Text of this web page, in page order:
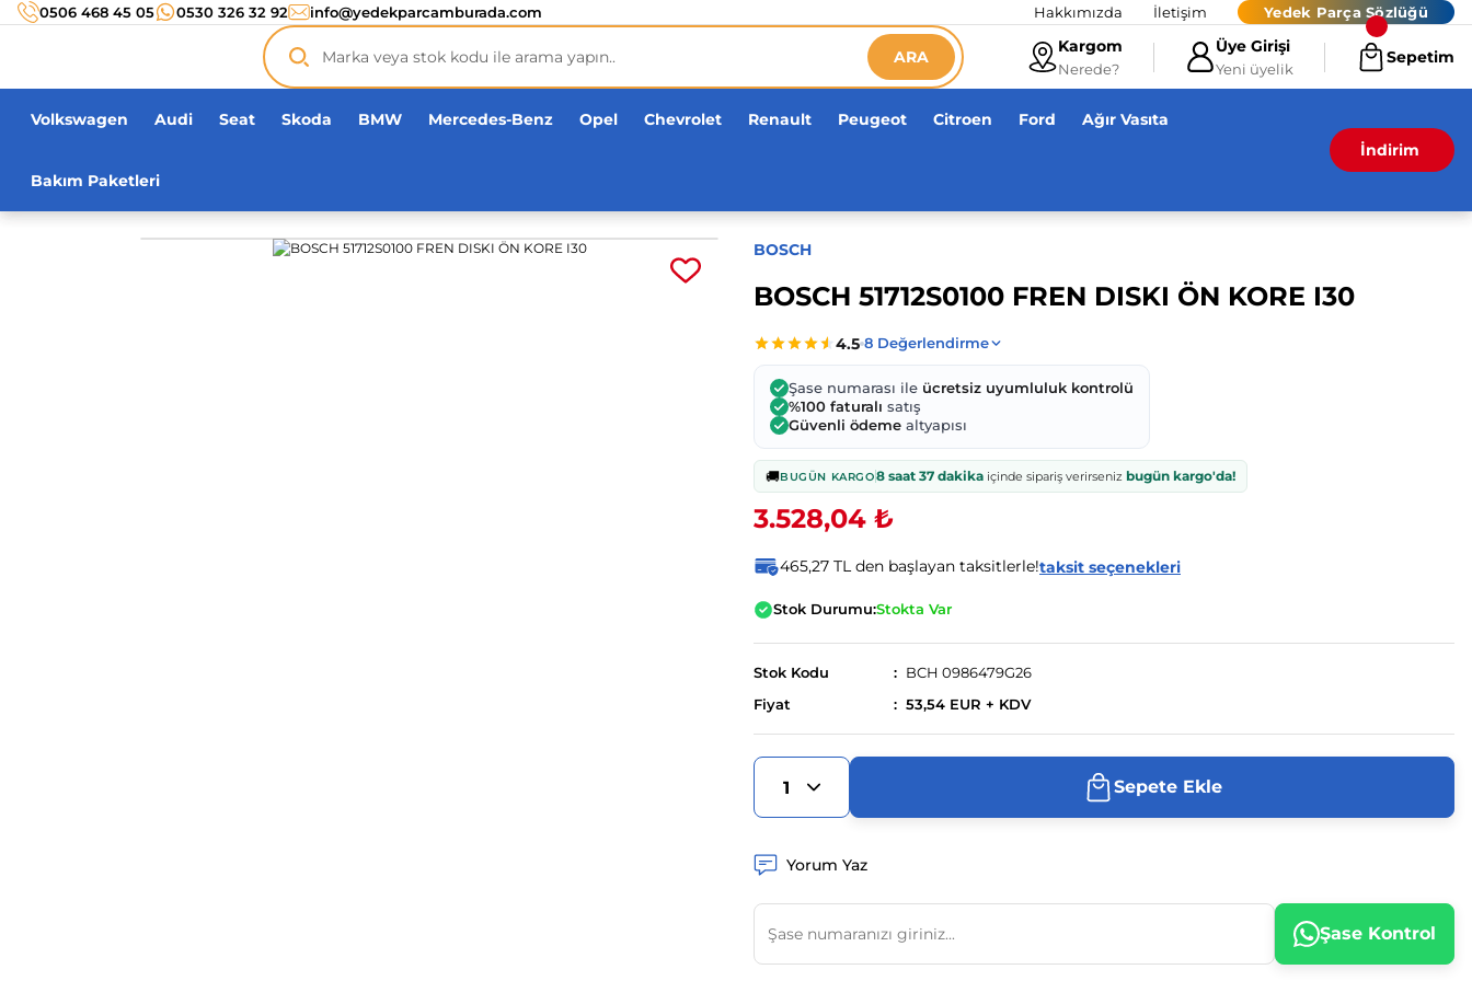
Türkiye’nin her noktasına 3000 TL ve üzerikargo ücretsiz!
Orijinal ürün
Üç yüz yirmi bin ürünadeti!
0506 468 45 05 0530 326 32 92 info@yedekparcamburada.com Hakkımızda İletişim Yedek Parça Sözlüğü
ARA
Kargom
Nerede?
Üye Girişi
Yeni üyelik
Sepetim
Volkswagen Audi Seat Skoda BMW Mercedes-Benz Opel Chevrolet Renault Peugeot Citroen Ford Ağır Vasıta
Bakım Paketleri
İndirim
BOSCH
BOSCH 51712S0100 FREN DISKI ÖN KORE I30
Şase numarası ile ücretsiz uyumluluk kontrolü
%100 faturalı satış
Güvenli ödeme altyapısı
🚚BUGÜN KARGO8 saat 37 dakikaiçinde sipariş verirseniz bugün kargo'da!
3.528,04 ₺
465,27 TL den başlayan taksitlerle!taksit seçenekleri
Stok Durumu:Stokta Var
Stok Kodu
BCH 0986479G26
Fiyat
53,54 EUR + KDV
Sepete Ekle
Yorum Yaz
Şase Kontrol